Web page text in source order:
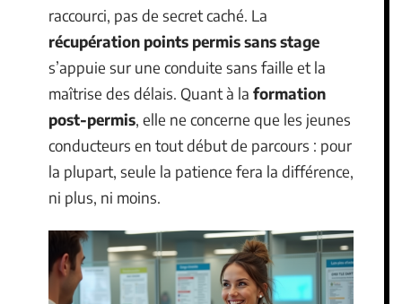
raccourci, pas de secret caché. La
récupération points permis sans stage
s’appuie sur une conduite sans faille et la
maîtrise des délais. Quant à la formation
post-permis, elle ne concerne que les jeunes
conducteurs en tout début de parcours : pour
la plupart, seule la patience fera la différence,
ni plus, ni moins.